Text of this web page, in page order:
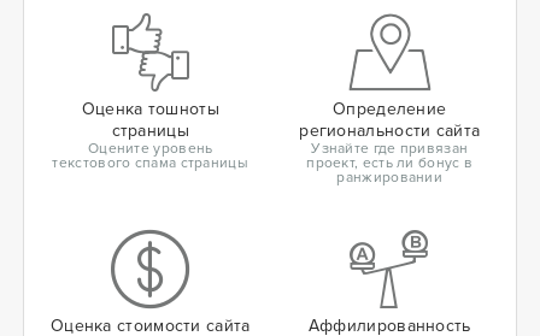
Оценка тошноты
страницы
Оцените уровень
текстового спама страницы
Определение
региональности сайта
Узнайте где привязан
проект, есть ли бонус в
ранжировании
Оценка стоимости сайта
Аффилированность